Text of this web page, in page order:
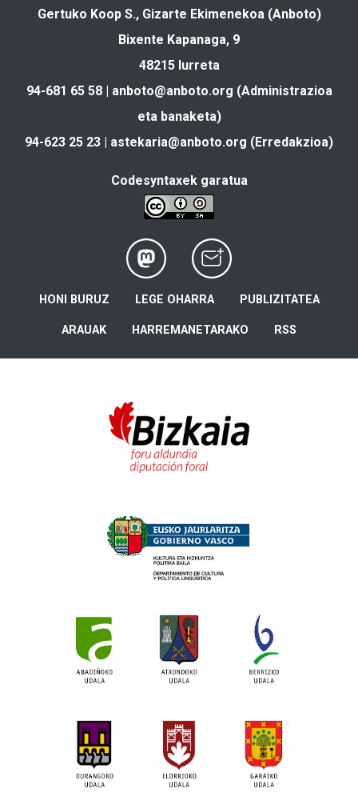
Gertuko Koop S., Gizarte Ekimenekoa (Anboto)
Bixente Kapanaga, 9
48215 Iurreta
94-681 65 58 | anboto@anboto.org (Administrazioa
eta banaketa)
94-623 25 23 | astekaria@anboto.org (Erredakzioa)
Codesyntaxek garatua
HONI BURUZ LEGE OHARRA PUBLIZITATEA
ARAUAK HARREMANETARAKO RSS